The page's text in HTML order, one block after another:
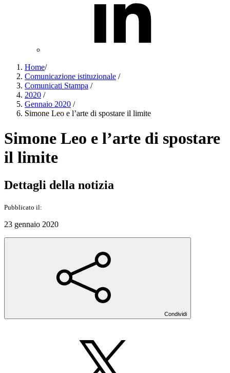
Home/
Comunicazione istituzionale /
Comunicati Stampa /
2020 /
Gennaio 2020 /
Simone Leo e l’arte di spostare il limite
Simone Leo e l’arte di spostare
il limite
Dettagli della notizia
Pubblicato il:
23 gennaio 2020
Condividi